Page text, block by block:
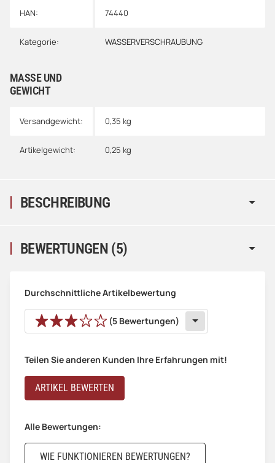
HAN: 74440
Kategorie: WASSERVERSCHRAUBUNG
MASSE UND G
EWICHT
Versandgewicht: 0,35 kg
Artikelgewicht: 0,25 kg
BESCHREIBUNG
BEWERTUNGEN (5)
Durchschnittliche Artikelbewertung
(5 Bewertungen)
Teilen Sie anderen Kunden Ihre Erfahrungen mit!
ARTIKEL BEWERTEN
Alle Bewertungen:
WIE FUNKTIONIEREN BEWERTUNGEN?